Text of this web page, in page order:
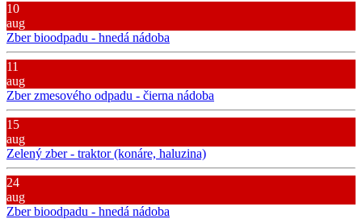
10
aug
Zber bioodpadu - hnedá nádoba
11
aug
Zber zmesového odpadu - čierna nádoba
15
aug
Zelený zber - traktor (konáre, haluzina)
24
aug
Zber bioodpadu - hnedá nádoba